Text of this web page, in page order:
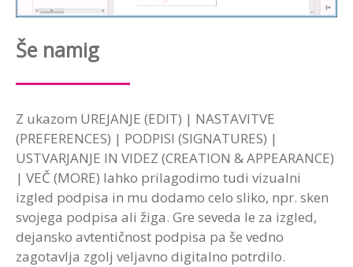
Še namig
Z ukazom UREJANJE (EDIT) | NASTAVITVE
(PREFERENCES) | PODPISI (SIGNATURES) |
USTVARJANJE IN VIDEZ (CREATION & APPEARANCE)
| VEČ (MORE) lahko prilagodimo tudi vizualni
izgled podpisa in mu dodamo celo sliko, npr. sken
svojega podpisa ali žiga. Gre seveda le za izgled,
dejansko avtentičnost podpisa pa še vedno
zagotavlja zgolj veljavno digitalno potrdilo.